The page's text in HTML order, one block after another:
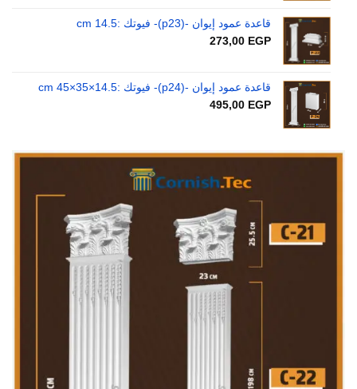
قاعدة عمود إيوان -(p23)- فيوتك :14.5 cm
273,00 EGP
قاعدة عمود إيوان -(p24)- فيوتك :14.5×35×45 cm
495,00 EGP